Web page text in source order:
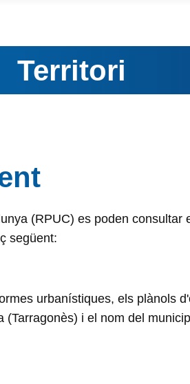
Territori
(RPUC) es poden
següent:
urbanístiques, els plànols
i el nom del